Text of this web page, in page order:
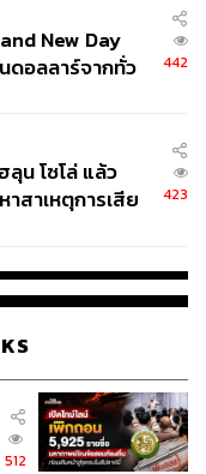
New Day
ดอลลาร์จากทั่ว
442
ลุน โซโล่ แล้ว
สาเหตุการเสีย
423
512